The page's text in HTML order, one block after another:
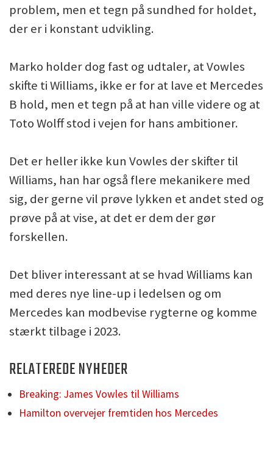
problem, men et tegn på sundhed for holdet,
der er i konstant udvikling.
Marko holder dog fast og udtaler, at Vowles
skifte ti Williams, ikke er for at lave et Mercedes
B hold, men et tegn på at han ville videre og at
Toto Wolff stod i vejen for hans ambitioner.
Det er heller ikke kun Vowles der skifter til
Williams, han har også flere mekanikere med
sig, der gerne vil prøve lykken et andet sted og
prøve på at vise, at det er dem der gør
forskellen.
Det bliver interessant at se hvad Williams kan
med deres nye line-up i ledelsen og om
Mercedes kan modbevise rygterne og komme
stærkt tilbage i 2023.
RELATEREDE NYHEDER
Breaking: James Vowles til Williams
Hamilton overvejer fremtiden hos Mercedes